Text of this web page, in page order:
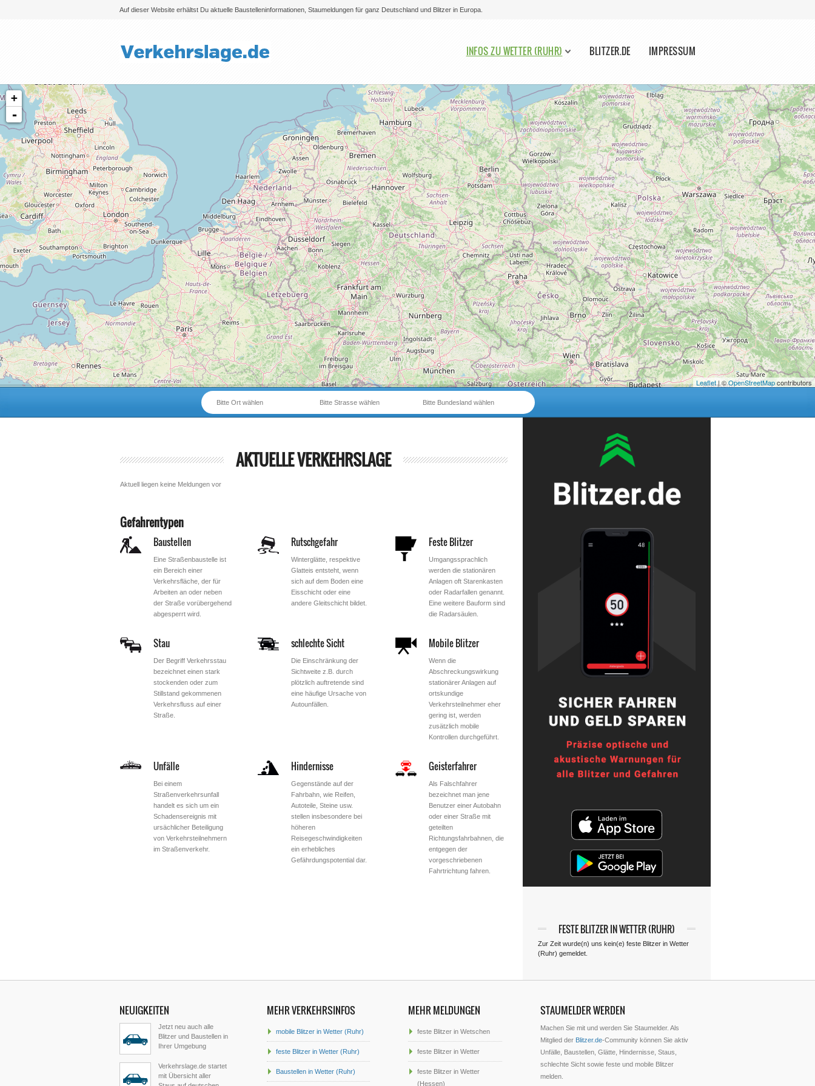
Auf dieser Website erhältst Du aktuelle Baustelleninformationen, Staumeldungen für ganz Deutschland und Blitzer in Europa.
Bitte auswählen
INFOS ZU WETTER (RUHR) BLITZER.DE IMPRESSUM
+
-
Leaflet| ©OpenStreetMapcontributors
Bitte Bundesland wählen
Bitte Strasse wählen
Bitte Ort wählen
AKTUELLE VERKEHRSLAGE
Aktuell liegen keine Meldungen vor
Gefahrentypen
Baustellen
Eine Straßenbaustelle ist
ein Bereich einer
Verkehrsfläche, der für
Arbeiten an oder neben
der Straße vorübergehend
abgesperrt wird.
Rutschgefahr
Winterglätte, respektive
Glatteis entsteht, wenn
sich auf dem Boden eine
Eisschicht oder eine
andere Gleitschicht bildet.
Feste Blitzer
Umgangssprachlich
werden die stationären
Anlagen oft Starenkasten
oder Radarfallen genannt.
Eine weitere Bauform sind
die Radarsäulen.
Stau
Der Begriff Verkehrsstau
bezeichnet einen stark
stockenden oder zum
Stillstand gekommenen
Verkehrsfluss auf einer
Straße.
schlechte Sicht
Die Einschränkung der
Sichtweite z.B. durch
plötzlich auftretende sind
eine häufige Ursache von
Autounfällen.
Mobile Blitzer
Wenn die
Abschreckungswirkung
stationärer Anlagen auf
ortskundige
Verkehrsteilnehmer eher
gering ist, werden
zusätzlich mobile
Kontrollen durchgeführt.
Unfälle
Bei einem
Straßenverkehrsunfall
handelt es sich um ein
Schadensereignis mit
ursächlicher Beteiligung
von Verkehrsteilnehmern
im Straßenverkehr.
Hindernisse
Gegenstände auf der
Fahrbahn, wie Reifen,
Autoteile, Steine usw.
stellen insbesondere bei
höheren
Reisegeschwindigkeiten
ein erhebliches
Gefährdungspotential dar.
Geisterfahrer
Als Falschfahrer
bezeichnet man jene
Benutzer einer Autobahn
oder einer Straße mit
geteilten
Richtungsfahrbahnen, die
entgegen der
vorgeschriebenen
Fahrtrichtung fahren.
FESTE BLITZER IN WETTER (RUHR)
Zur Zeit wurde(n) uns kein(e) feste Blitzer in Wetter
(Ruhr) gemeldet.
NEUIGKEITEN
Jetzt neu auch alle
Blitzer und Baustellen in
Ihrer Umgebung
Verkehrslage.de startet
mit Übersicht aller
MEHR VERKEHRSINFOS
mobile Blitzer in Wetter (Ruhr)
feste Blitzer in Wetter (Ruhr)
Baustellen in Wetter (Ruhr)
MEHR MELDUNGEN
feste Blitzer in Wetschen
feste Blitzer in Wetter
feste Blitzer in Wetter
(Hessen)
STAUMELDER WERDEN
Machen Sie mit und werden Sie Staumelder. Als
Mitglied der Blitzer.de-Community können Sie aktiv
Unfälle, Baustellen, Glätte, Hindernisse, Staus,
schlechte Sicht sowie feste und mobile Blitzer
melden.